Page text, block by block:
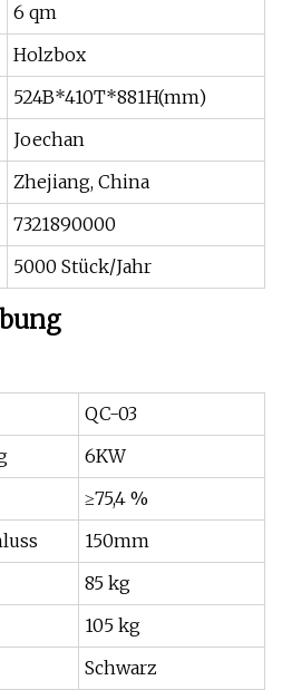
6 qm
Holzbox
524B*410T*881H(mm)
Joechan
Zhejiang, China
7321890000
5000 Stück/Jahr
QC-03
6KW
≥75,4 %
150mm
85 kg
105 kg
Schwarz